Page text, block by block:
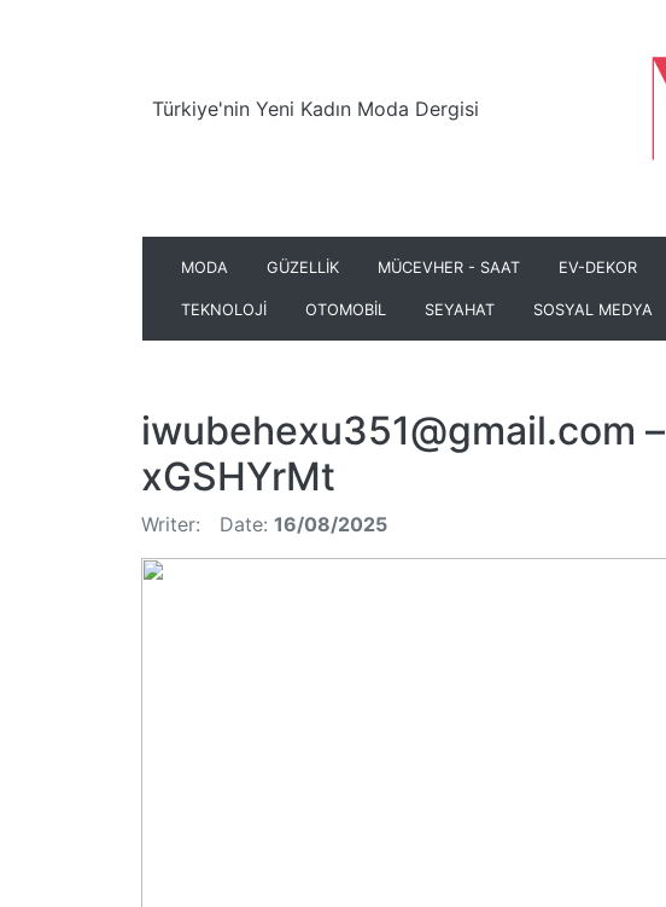
Türkiye'nin Yeni Kadın Moda Dergisi
MODA GÜZELLİK MÜCEVHER - SAAT EV-DEKOR
TEKNOLOJİ OTOMOBİL SEYAHAT SOSYAL MEDYA
iwubehexu351@gmail.com –
xGSHYrMt
Writer: Date: 16/08/2025